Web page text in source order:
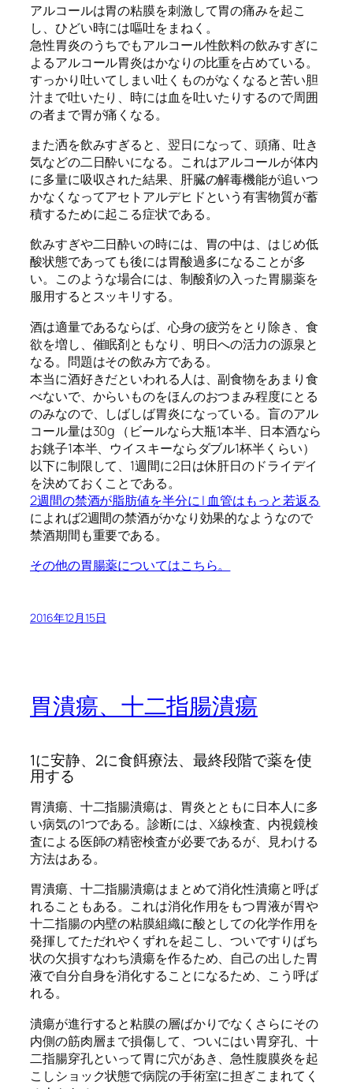
アルコールは胃の粘膜を刺激して胃の痛みを起こ
し、ひどい時には嘔吐をまねく。
急性胃炎のうちでもアルコール性飲料の飲みすぎに
よるアルコール胃炎はかなりの比重を占めている。
すっかり吐いてしまい吐くものがなくなると苦い胆
汁まで吐いたり、時には血を吐いたりするので周囲
の者まで胃が痛くなる。
また洒を飲みすぎると、翌日になって、頭痛、吐き
気などの二日酔いになる。これはアルコールが体内
に多量に吸収された結果、肝臓の解毒機能が追いつ
かなくなってアセトアルデヒドという有害物質が蓄
積するために起こる症状である。
飲みすぎや二日酔いの時には、胃の中は、はじめ低
酸状態であっても後には胃酸過多になることが多
い。このような場合には、制酸剤の入った胃腸薬を
服用するとスッキリする。
酒は適量であるならば、心身の疲労をとり除き、食
欲を増し、催眠剤ともなり、明日への活力の源泉と
なる。問題はその飲み方である。
本当に酒好きだといわれる人は、副食物をあまり食
べないで、からいものをほんのおつまみ程度にとる
のみなので、しばしば胃炎になっている。盲のアル
コール量は30g （ビールなら大瓶1本半、日本酒なら
お銚子1本半、ウイスキーならダブル1杯半くらい）
以下に制限して、1週間に2日は休肝日のドライデイ
を決めておくことである。
2週間の禁酒が脂肪値を半分に | 血管はもっと若返る
によれば2週間の禁酒がかなり効果的なようなので
禁酒期間も重要である。
その他の胃腸薬についてはこちら。
2016年12月15日
胃潰瘍、十二指腸潰瘍
1に安静、2に食餌療法、最終段階で薬を使
用する
胃潰瘍、十二指腸潰瘍は、胃炎とともに日本人に多
い病気の1つである。診断には、X線検査、内視鏡検
査による医師の精密検査が必要であるが、見わける
方法はある。
胃潰瘍、十二指腸潰瘍はまとめて消化性潰瘍と呼ば
れることもある。これは消化作用をもつ胃液が胃や
十二指腸の内壁の粘膜組織に酸としての化学作用を
発揮してただれやくずれを起こし、ついですりばち
状の欠損すなわち潰瘍を作るため、自己の出した胃
液で自分自身を消化することになるため、こう呼ば
れる。
潰瘍が進行すると粘膜の層ばかりでなくさらにその
内側の筋肉層まで損傷して、ついにはい胃穿孔、十
二指腸穿孔といって胃に穴があき、急性腹膜炎を起
こしショック状態で病院の手術室に担ぎこまれてく